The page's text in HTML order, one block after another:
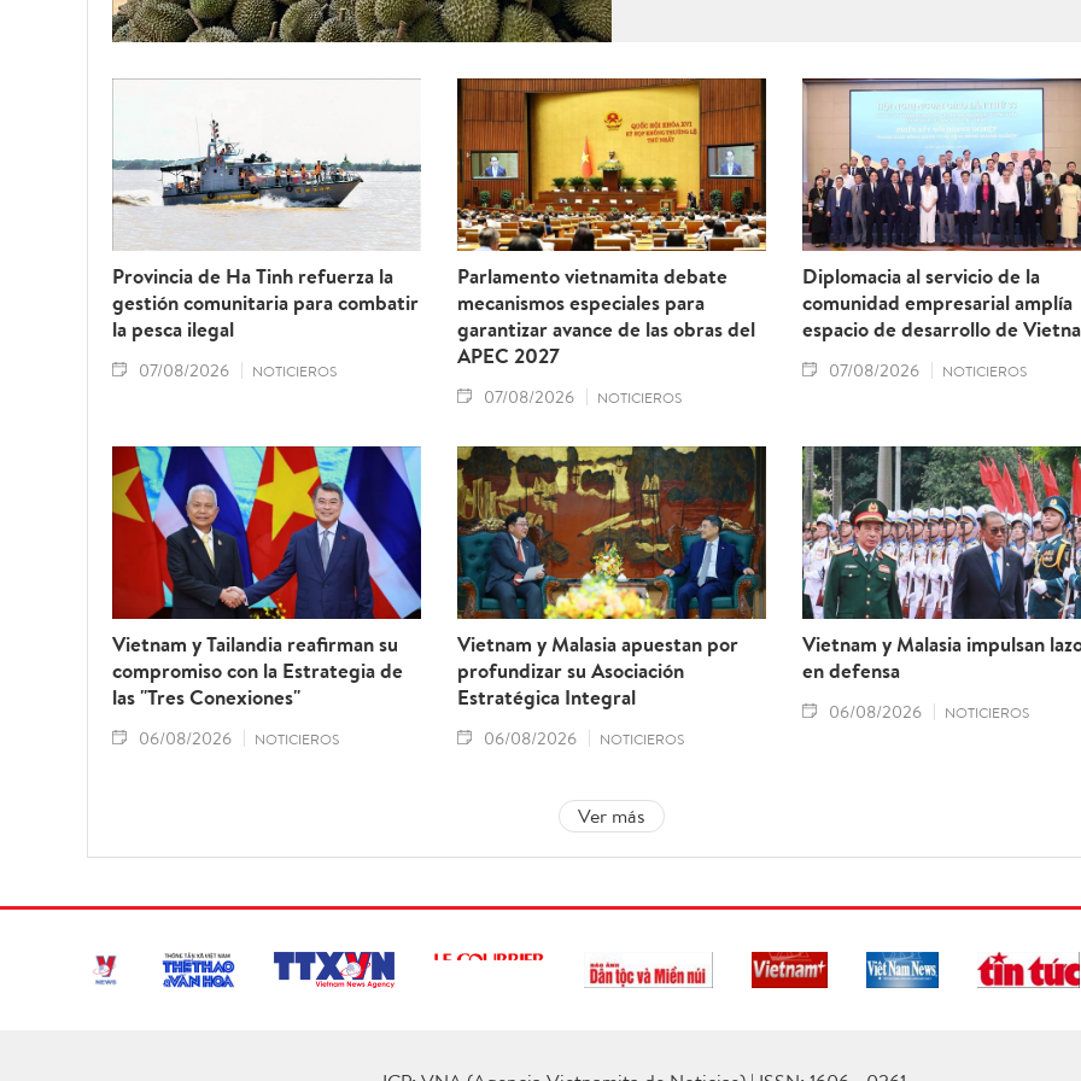
Provincia de Ha Tinh refuerza la
gestión comunitaria para combatir
la pesca ilegal
07/08/2026 NOTICIEROS
Parlamento vietnamita debate
mecanismos especiales para
garantizar avance de las obras del
APEC 2027
07/08/2026 NOTICIEROS
Diplomacia al servicio de la
comunidad empresarial amplía
espacio de desarrollo de
07/08/2026 NOTICIEROS
Vietnam y Tailandia reafirman su
compromiso con la Estrategia de
las "Tres Conexiones"
06/08/2026 NOTICIEROS
Vietnam y Malasia apuestan por
profundizar su Asociación
Estratégica Integral
06/08/2026 NOTICIEROS
Vietnam y Malasia impulsan
en defensa
06/08/2026 NOTICIEROS
Ver más